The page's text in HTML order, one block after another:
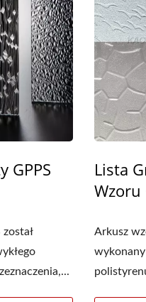
GPPS
Lista
Wzoru
Arkusz
PE